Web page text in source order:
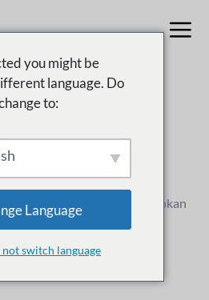
ist
und Updates für Dokan
you might be
language. Do
to:
Language
not switch language